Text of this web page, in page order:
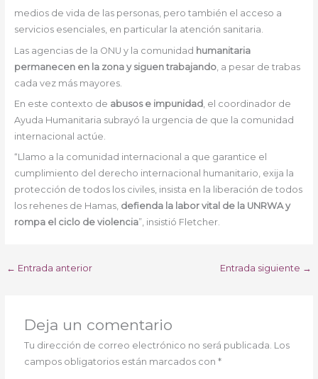
medios de vida de las personas, pero también el acceso a
servicios esenciales, en particular la atención sanitaria.
Las agencias de la ONU y la comunidad humanitaria
permanecen en la zona y siguen trabajando, a pesar de trabas
cada vez más mayores.
En este contexto de abusos e impunidad, el coordinador de
Ayuda Humanitaria subrayó la urgencia de que la comunidad
internacional actúe.
“Llamo a la comunidad internacional a que garantice el
cumplimiento del derecho internacional humanitario, exija la
protección de todos los civiles, insista en la liberación de todos
los rehenes de Hamas, defienda la labor vital de la UNRWA y
rompa el ciclo de violencia”, insistió Fletcher.
← Entrada anterior Entrada siguiente →
Deja un comentario
Tu dirección de correo electrónico no será publicada. Los
campos obligatorios están marcados con*